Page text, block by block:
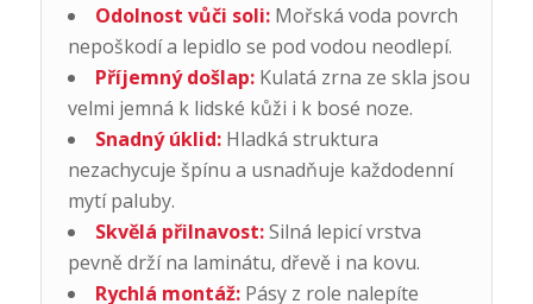
Odolnost vůči soli:Mořská voda povrch
nepoškodí a lepidlo se pod vodou neodlepí.
Příjemný došlap:Kulatá zrna ze skla jsou
velmi jemná k lidské kůži i k bosé noze.
Snadný úklid:Hladká struktura
nezachycuje špínu a usnadňuje každodenní
mytí paluby.
Skvělá přilnavost:Silná lepicí vrstva
pevně drží na laminátu, dřevě i na kovu.
Rychlá montáž:Pásy z role nalepíte